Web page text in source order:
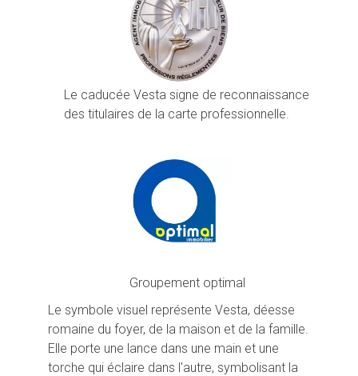
Le caducée Vesta signe de reconnaissance
des titulaires de la carte professionnelle.
Groupement optimal
Le symbole visuel représente Vesta, déesse
romaine du foyer, de la maison et de la famille.
Elle porte une lance dans une main et une
torche qui éclaire dans l'autre, symbolisant la